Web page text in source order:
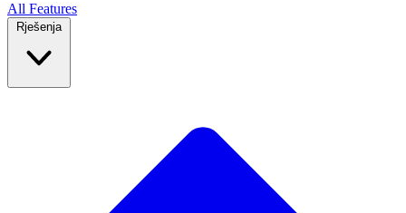
All Features
Rješenja